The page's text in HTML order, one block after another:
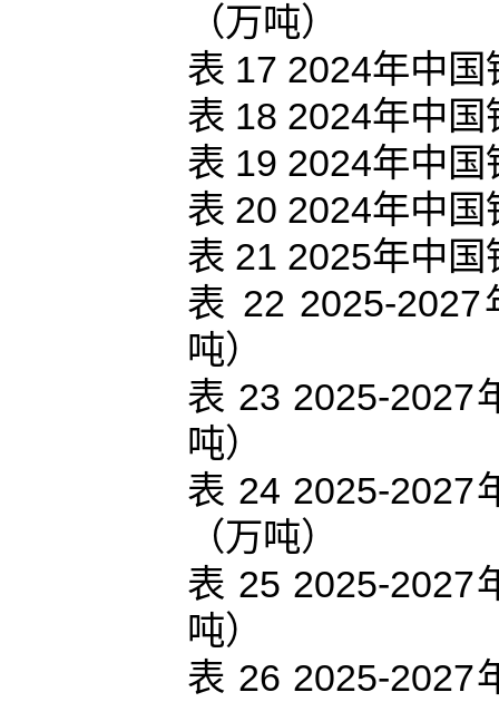
（万吨）
表 17 2024年中
表 18 2024年中
表 19 2024年中
表 20 2024年中
表 21 2025年中
表 22 2025-
吨）
表 23 2025-2027
吨）
表 24 2025-2027
（万吨）
表 25 2025-2027
吨）
表 26 2025-2027